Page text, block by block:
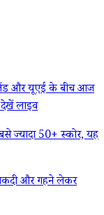
और यूएई के बीच आज
लाइव
ज्यादा 50+ स्कोर, यह
और गहने लेकर